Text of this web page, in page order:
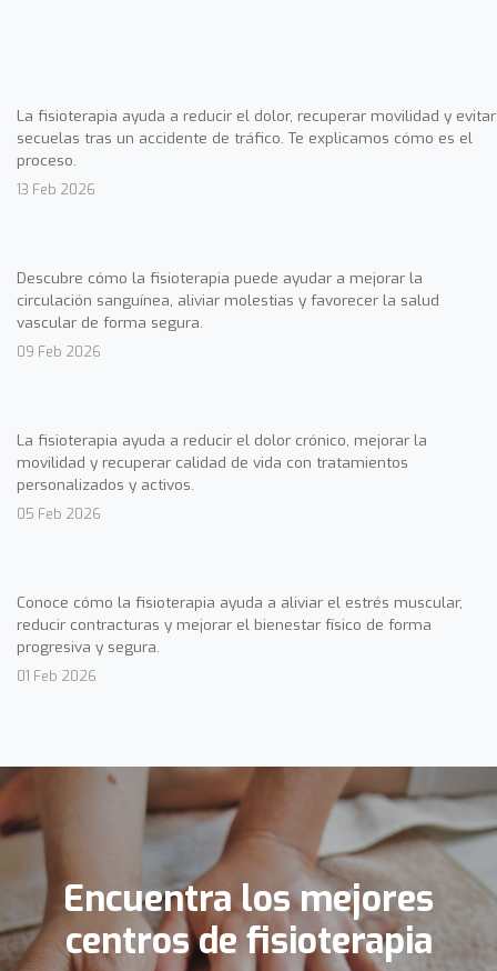
La fisioterapia ayuda a reducir el dolor, recuperar movilidad y evitar
secuelas tras un accidente de tráfico. Te explicamos cómo es el
proceso.
13 Feb 2026
Descubre cómo la fisioterapia puede ayudar a mejorar la
circulación sanguínea, aliviar molestias y favorecer la salud
vascular de forma segura.
09 Feb 2026
La fisioterapia ayuda a reducir el dolor crónico, mejorar la
movilidad y recuperar calidad de vida con tratamientos
personalizados y activos.
05 Feb 2026
Conoce cómo la fisioterapia ayuda a aliviar el estrés muscular,
reducir contracturas y mejorar el bienestar físico de forma
progresiva y segura.
01 Feb 2026
Encuentra los mejores
centros de fisioterapia